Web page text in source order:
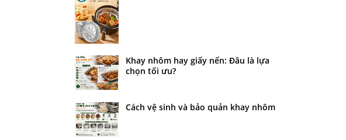
Khay nhôm hay giấy nến: Đâu là lựa
chọn tối ưu?
Cách vệ sinh và bảo quản khay nhôm